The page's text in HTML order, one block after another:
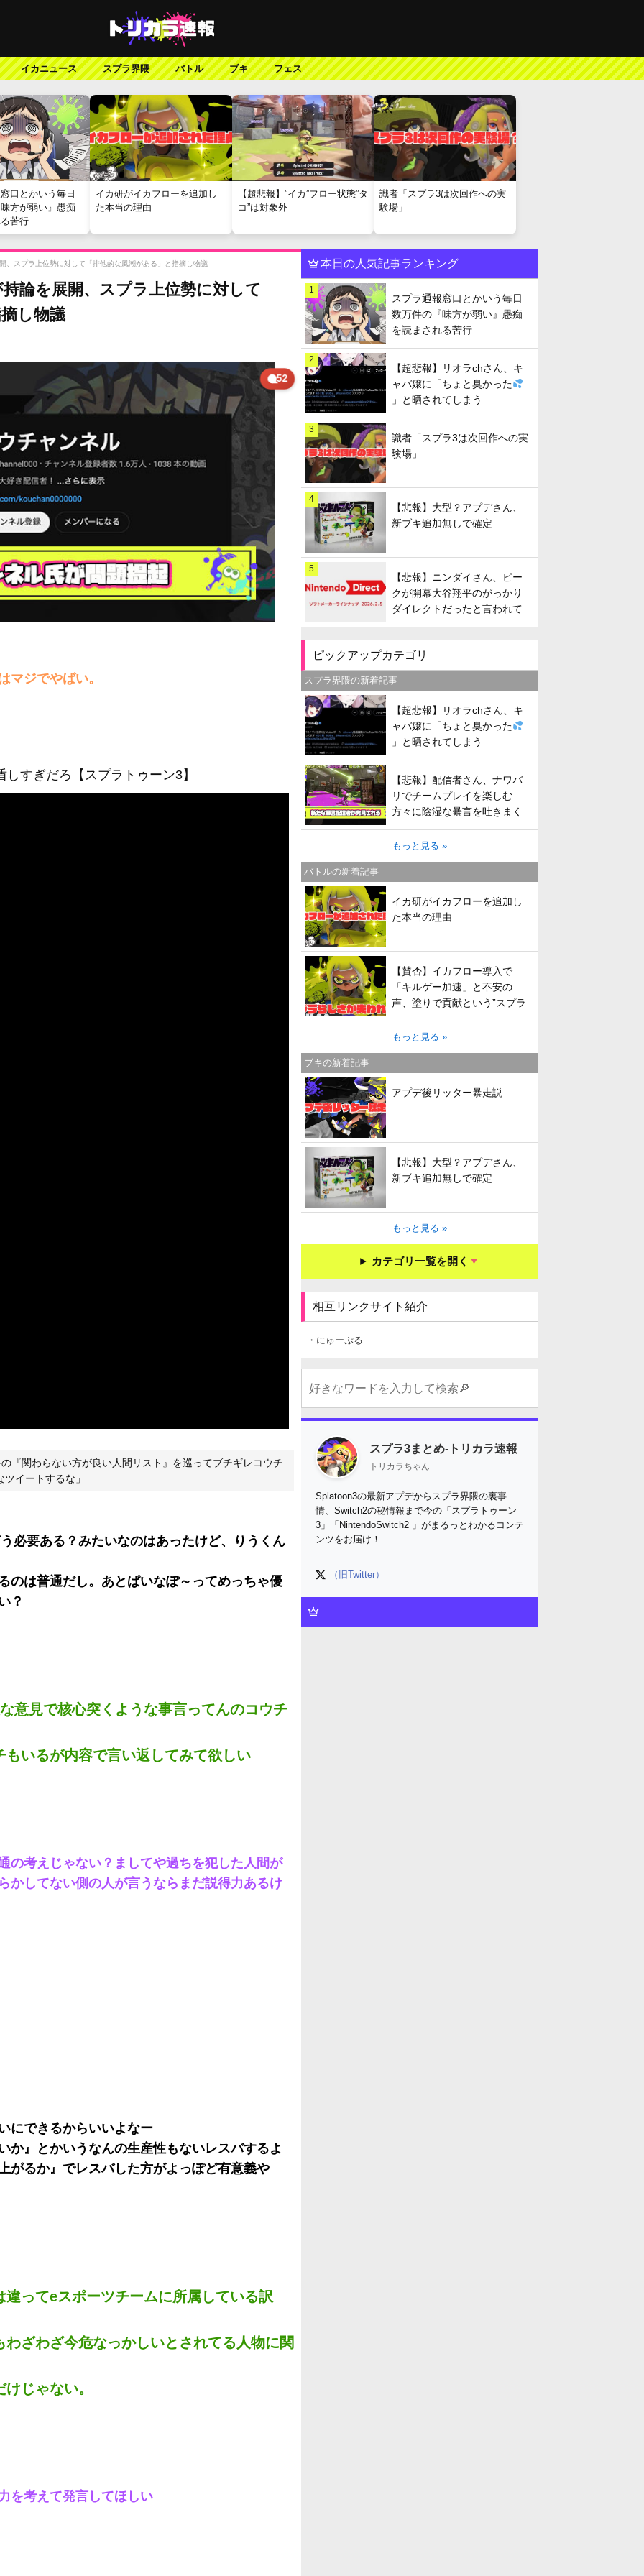
イカニュース スプラ界隈 バトル ブキ フェス
口とかいう毎日
方が弱い』愚痴
苦行
イカ研がイカフローを追加し
た本当の理由
【超悲報】”イカ”フロー状態”タ
コ”は対象外
識者「スプラ3は次回作への実
験場」
、スプラ上位勢に対して「排他的な風潮がある」と指摘し物議
論を展開、スプラ上位勢に対して
し物議
52
マジでやばい。
しすぎだろ【スプラトゥーン3】
前でと語った
『関わらない方が良い人間リスト』を巡ってブチギレコウチ
イートするな」
必要ある？みたいなのはあったけど、りうくん
のは普通だし。あとぱいなぽ～ってめっちゃ優
？
意見で核心突くような事言ってんのコウチ
いるが内容で言い返してみて欲しい
の考えじゃない？ましてや過ちを犯した人間が
してない側の人が言うならまだ説得力あるけ
にできるからいいよなー
か』とかいうなんの生産性もないレスバするよ
がるか』でレスバした方がよっぽど有意義や
ってeスポーツチームに所属している訳
ざわざ今危なっかしいとされてる人物に関
じゃない。
を考えて発言してほしい
本日の人気記事ランキング
1
スプラ通報窓口とかいう毎日
数万件の『味方が弱い』愚痴
を読まされる苦行
2
【超悲報】リオラchさん、キ
ャバ嬢に「ちょと臭かった
」と晒されてしまう
3
識者「スプラ3は次回作への実
験場」
4
【悲報】大型？アプデさん、
新ブキ追加無しで確定
5
【悲報】ニンダイさん、ピー
クが開幕大谷翔平のがっかり
ダイレクトだったと言われて
しまう
ピックアップカテゴリ
スプラ界隈の新着記事
【超悲報】リオラchさん、キ
ャバ嬢に「ちょと臭かった
」と晒されてしまう
【悲報】配信者さん、ナワバ
リでチームプレイを楽しむ
方々に陰湿な暴言を吐きまく
ってしまう
もっと見る »
バトルの新着記事
イカ研がイカフローを追加し
た本当の理由
【賛否】イカフロー導入で
「キルゲー加速」と不安の
声、塗りで貢献という”スプラ
らしさ”は失われてしまうのか
もっと見る »
ブキの新着記事
アプデ後リッター暴走説
【悲報】大型？アプデさん、
新ブキ追加無しで確定
もっと見る »
カテゴリ一覧を開く
相互リンクサイト紹介
・にゅーぷる
スプラ3まとめ-トリカラ速報
トリカラちゃん
Splatoon3の最新アプデからスプラ界隈の裏事
情、Switch2の秘情報まで今の「スプラトゥーン
3」「NintendoSwitch2 」がまるっとわかるコンテ
ンツをお届け！
（旧Twitter）